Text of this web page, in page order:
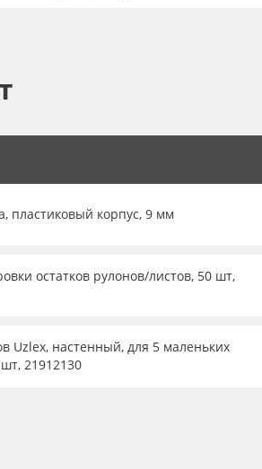
корпус, 9 мм
остатков рулонов/листов, 50 шт,
Uzlex, настенный, для 5 маленьких
21912130